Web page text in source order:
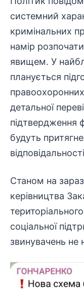
системний
кримінальних
намір
явищем. У
планується
правоохоронних
детальної
підтвердження
будуть
Станом на зараз
керівництва
соціальної
звинувачень не